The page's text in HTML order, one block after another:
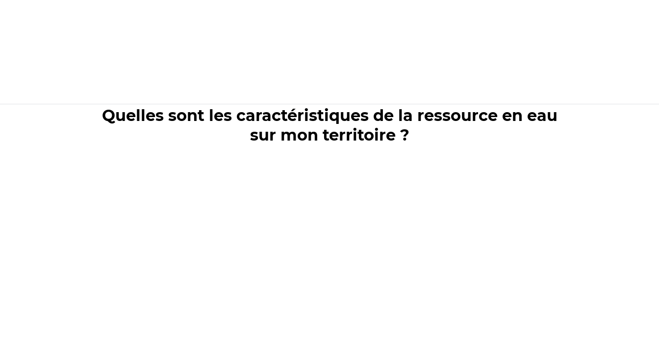
Quelles sont les caractéristiques de la ressource en eau
sur mon territoire ?